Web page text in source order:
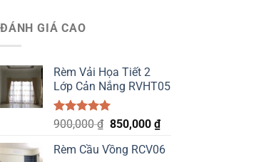
₫.
ĐÁNH GIÁ CAO
Rèm Vải Họa Tiết 2
Lớp Cản Nắng RVHT05
Được xếp
5.00
5 sao
900,000₫ Original
was:
850,000 ₫Current
is:
Rèm Cầu Vồng RCV06